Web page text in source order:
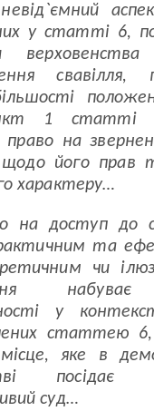
у статті 6,
свавілля,
1 статті
на
його прав
характеру…
на доступ до
та
чи
набуває
у
статтею
яке в
суд…